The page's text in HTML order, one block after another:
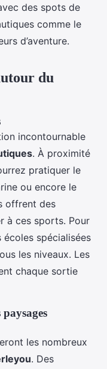
des spots de
comme le
d’aventure.
du
incontournable
. À proximité
pratiquer le
ou encore le
offrent des
à ces sports. Pour
spécialisées
les niveaux. Les
chaque sortie
les nombreux
. Des